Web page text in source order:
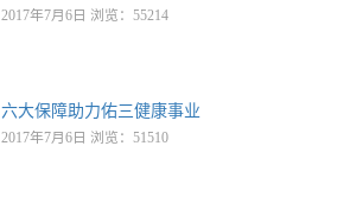
2017年7月6日 浏览：55214
六大保障助力佑三健康事业
2017年7月6日 浏览：51510